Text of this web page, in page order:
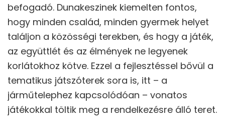
befogadó. Dunakeszinek kiemelten fontos,
hogy minden család, minden gyermek helyet
találjon a közösségi terekben, és hogy a játék,
az együttlét és az élmények ne legyenek
korlátokhoz kötve. Ezzel a fejlesztéssel bővül a
tematikus játszóterek sora is, itt – a
járműtelephez kapcsolódóan – vonatos
játékokkal töltik meg a rendelkezésre álló teret.